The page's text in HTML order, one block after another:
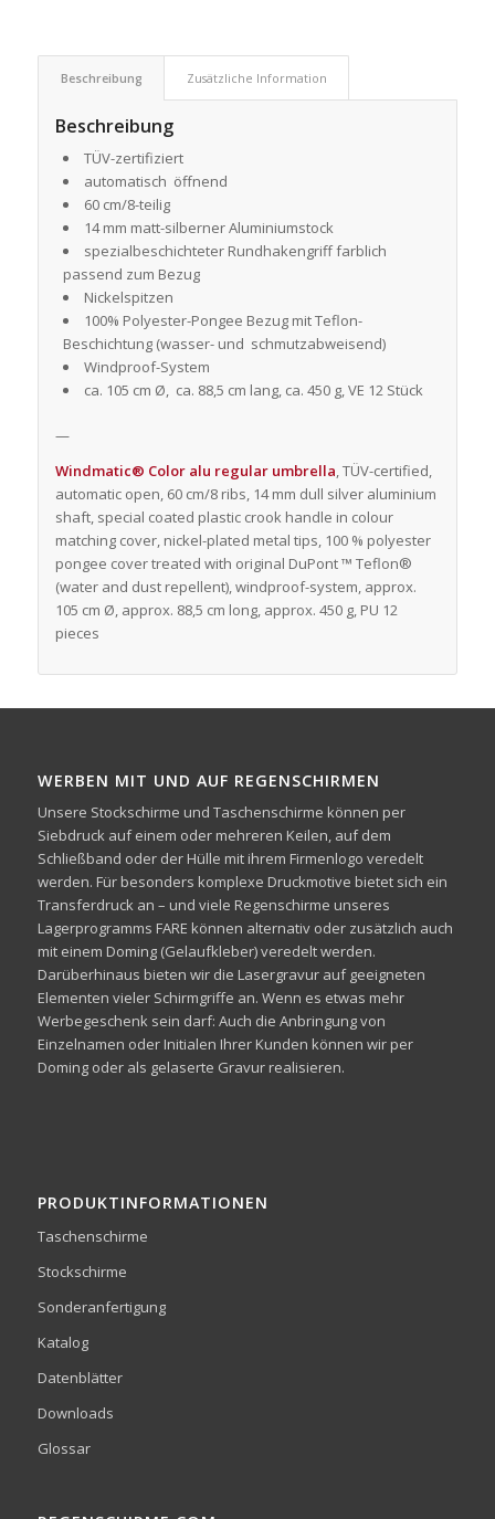
Beschreibung Zusätzliche Information
Beschreibung
TÜV-zertifiziert
automatisch öffnend
60 cm/8-teilig
14 mm matt-silberner Aluminiumstock
spezialbeschichteter Rundhakengriff farblich
passend zum Bezug
Nickelspitzen
100% Polyester-Pongee Bezug mit Teflon-
Beschichtung (wasser- und schmutzabweisend)
Windproof-System
ca. 105 cm Ø, ca. 88,5 cm lang, ca. 450 g, VE 12 Stück
—
Windmatic® Color alu regular umbrella, TÜV-certified,
automatic open, 60 cm/8 ribs, 14 mm dull silver aluminium
shaft, special coated plastic crook handle in colour
matching cover, nickel-plated metal tips, 100 % polyester
pongee cover treated with original DuPont ™ Teflon®
(water and dust repellent), windproof-system, approx.
105 cm Ø, approx. 88,5 cm long, approx. 450 g, PU 12
pieces
WERBEN MIT UND AUF REGENSCHIRMEN
Unsere Stockschirme und Taschenschirme können per
Siebdruck auf einem oder mehreren Keilen, auf dem
Schließband oder der Hülle mit ihrem Firmenlogo veredelt
werden. Für besonders komplexe Druckmotive bietet sich ein
Transferdruck an – und viele Regenschirme unseres
Lagerprogramms FARE können alternativ oder zusätzlich auch
mit einem Doming (Gelaufkleber) veredelt werden.
Darüberhinaus bieten wir die Lasergravur auf geeigneten
Elementen vieler Schirmgriffe an. Wenn es etwas mehr
Werbegeschenk sein darf: Auch die Anbringung von
Einzelnamen oder Initialen Ihrer Kunden können wir per
Doming oder als gelaserte Gravur realisieren.
PRODUKTINFORMATIONEN
Taschenschirme
Stockschirme
Sonderanfertigung
Katalog
Datenblätter
Downloads
Glossar